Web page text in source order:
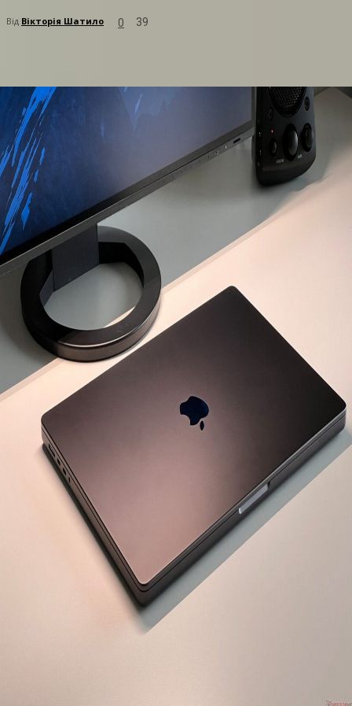
Від Вікторія Шатило 0 39